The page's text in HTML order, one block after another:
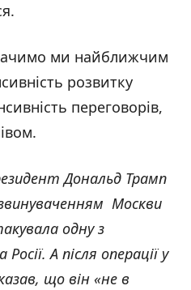
ми найближчим
розвитку
переговорів,
Дональд Трамп
Москви
одну з
А після операції у
що він «не в